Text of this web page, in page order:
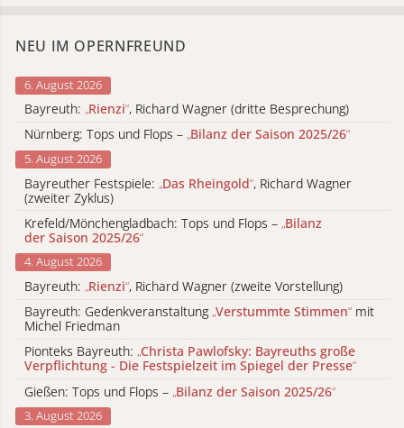
NEU IM OPERNFREUND
6. August 2026
Bayreuth: „Rienzi“, Richard Wagner (dritte Besprechung)
Nürnberg: Tops und Flops – „Bilanz der Saison 2025/26“
5. August 2026
Bayreuther Festspiele: „Das Rheingold“, Richard Wagner
(zweiter Zyklus)
Krefeld/Mönchengladbach: Tops und Flops – „Bilanz
der Saison 2025/26“
4. August 2026
Bayreuth: „Rienzi“, Richard Wagner (zweite Vorstellung)
Bayreuth: Gedenkveranstaltung „Verstummte Stimmen“ mit
Michel Friedman
Pionteks Bayreuth: „Christa Pawlofsky: Bayreuths große
Verpflichtung - Die Festspielzeit im Spiegel der Presse“
Gießen: Tops und Flops – „Bilanz der Saison 2025/26“
3. August 2026